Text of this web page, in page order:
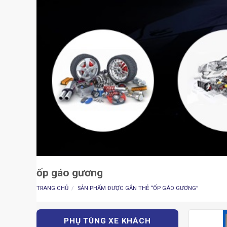
ốp gáo gương
TRANG CHỦ / SẢN PHẨM ĐƯỢC GẮN THẺ “ỐP GÁO GƯƠNG”
PHỤ TÙNG XE KHÁCH